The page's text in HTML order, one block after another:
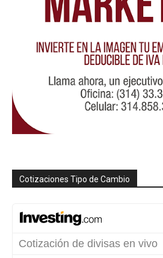
Cotizaciones Tipo de Cambio